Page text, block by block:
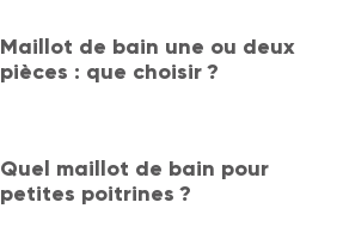
Maillot de bain une ou deux
pièces : que choisir ?
Quel maillot de bain pour
petites poitrines ?